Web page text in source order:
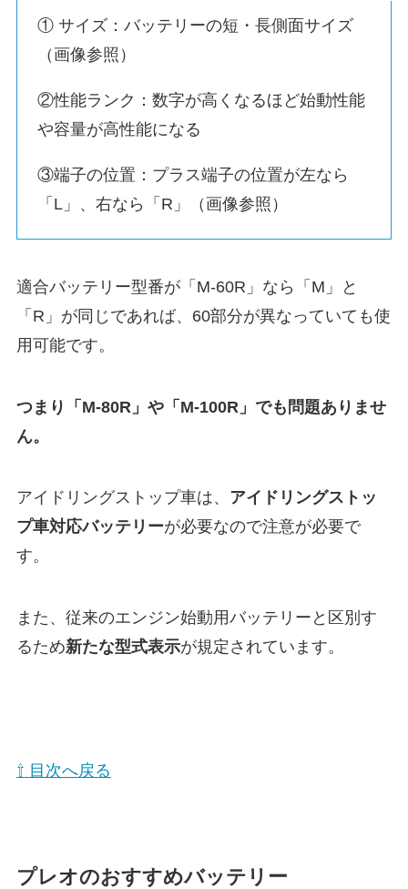
① サイズ：バッテリーの短・長側面サイズ
（画像参照）
②性能ランク：数字が高くなるほど始動性能
や容量が高性能になる
③端子の位置：プラス端子の位置が左なら
「L」、右なら「R」（画像参照）
適合バッテリー型番が「M-60R」なら「M」と
「R」が同じであれば、60部分が異なっていても使
用可能です。
つまり「M-80R」や「M-100R」でも問題ありませ
ん。
アイドリングストップ車は、 アイドリングストッ
プ車対応バッテリーが必要なので注意が必要で
す。
また、従来のエンジン始動用バッテリーと区別す
るため新たな型式表示が規定されています。
⇧ 目次へ戻る
プレオのおすすめバッテリー